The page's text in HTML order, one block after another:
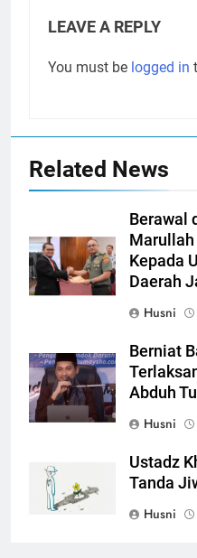
LEAVE A REPLY
You must be logged in
Related News
Berawal
Marullah
Kepada
Daerah
Husni
Berniat
Abduh
Husni
Ustadz
Tanda
Husni